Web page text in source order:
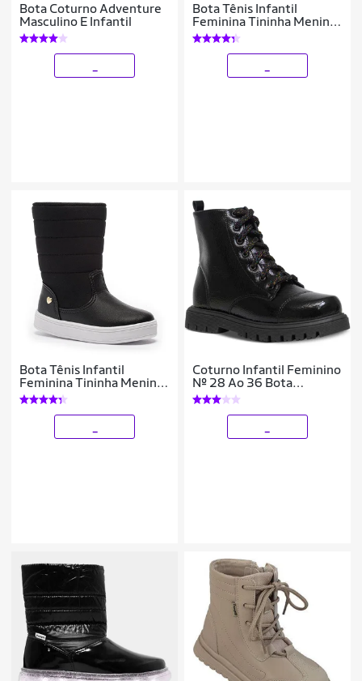
Bota Coturno Adventure
Masculino E Infantil
Bota Tênis Infantil
Feminina Tininha Menina
Bordado
Bota Tênis Infantil
Feminina Tininha Menina
Bordado
Coturno Infantil Feminino
Nº 28 Ao 36 Bota
Tratorada 09.07j